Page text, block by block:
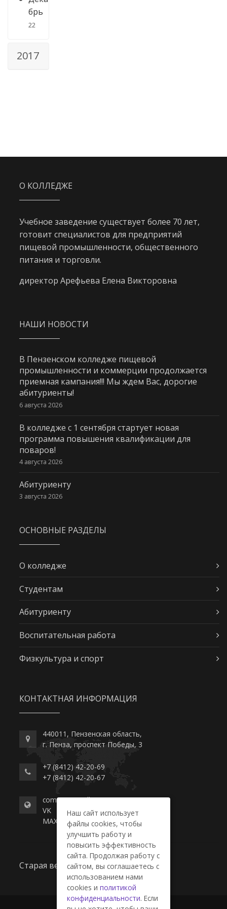
брь
22
2017
О КОЛЛЕДЖЕ
Учебное заведение существует более 70 лет,
готовит специалистов для предприятий
пищевой промышленности, общественного
питания и торговли.
директор Арефьева Елена Викторовна
НАШИ НОВОСТИ
В Пензенском колледже пищевой
промышленности и коммерции продолжается
приемная кампания!!! Мы ждем Вас, дорогие
абитуриенты!
6 августа 2026
В колледже с 1 сентября стартует новая
программа повышения квалификации для
поваров!
4 августа 2026
Абитуриенту
3 августа 2026
ОСНОВНЫЕ РАЗДЕЛЫ
О колледже
Студентам
Абитуриенту
Воспитательная работа
Физкультура и спорт
КОНТАКТНАЯ ИНФОРМАЦИЯ
440011, Пензенская область,
г. Пенза, проспект Победы, 3
+7 (8412) 42-20-69
+7 (8412) 42-20-67
commerce-college.ru
VK
MAX
Старая версия сайта
Наш сайт использует
файлы cookies, чтобы
улучшить работу и
повысить эффективность
сайта. Продолжая работу с
сайтом, вы соглашаетесь с
использованием нами
cookies и политикой
конфиденциальности. Если